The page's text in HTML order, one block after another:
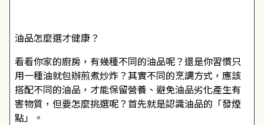
油品怎麼選才健康？
看看你家的廚房，有幾種不同的油品呢？還是你習慣只
用一種油就包辦煎煮炒炸？其實不同的烹調方式，應該
搭配不同的油品，才能保留營養、避免油品劣化產生有
害物質，但要怎麼挑選呢？首先就是認識油品的「發煙
點」。